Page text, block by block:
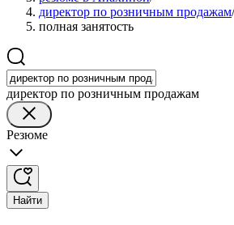
директор по розничным продажам/
полная занятость
директор по розничным продажам
Резюме
Найти